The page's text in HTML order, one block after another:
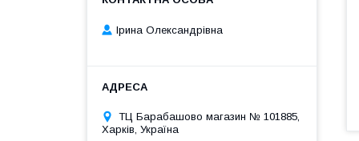
Ірина Олександрівна
ТЦ Барабашово магазин № 101885,
Харків, Україна